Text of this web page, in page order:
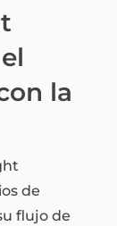
la
de
flujo de